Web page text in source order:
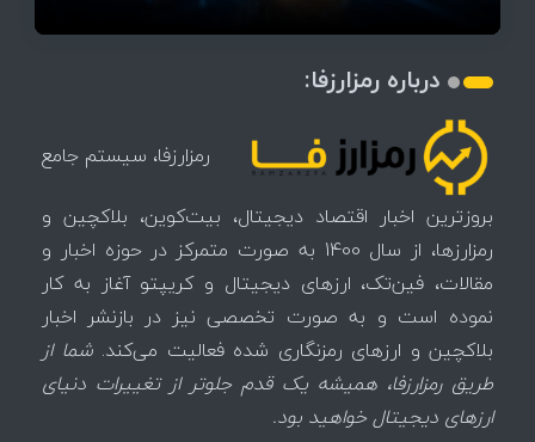
درباره رمزارزفا:
رمزارزفا، سیستم جامع
بروزترین اخبار اقتصاد دیجیتال، بیت‌کوین، بلاکچین و
رمزارزها، از سال 1400 به صورت متمرکز در حوزه اخبار و
مقالات، فین‌تک، ارزهای‌ دیجیتال و کریپتو آغاز به کار
نموده است و به صورت تخصصی نیز در بازنشر اخبار
بلاکچین و ارزهای رمزنگاری شده فعالیت می‌کند.شما از
طریق رمزارزفا، همیشه یک قدم جلوتر از تغییرات دنیای
ارزهای دیجیتال خواهید بود.